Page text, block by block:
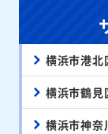
横浜市港北
横浜市鶴見
横浜市神奈